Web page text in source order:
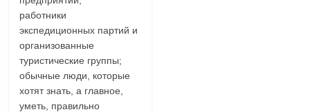
работники
экспедиционных партий и
организованные
туристические группы;
обычные люди, которые
хотят знать, а главное,
уметь, правильно